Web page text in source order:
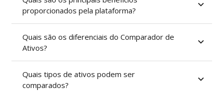
proporcionados pela plataforma?
Quais são os diferenciais do Comparador de
Ativos?
Quais tipos de ativos podem ser
comparados?